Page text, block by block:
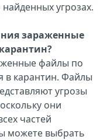
угрозах.
зараженные
файлы по
карантин. Файлы
угрозы
они
частей
можете выбрать